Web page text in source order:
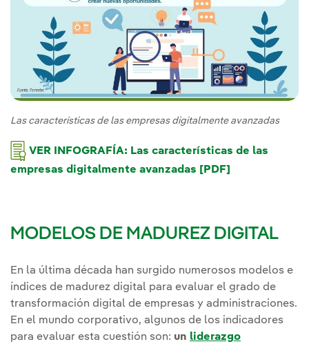
Las características de las empresas digitalmente avanzadas
VER INFOGRAFÍA: Las características de las
empresas digitalmente avanzadas [PDF]
MODELOS DE MADUREZ DIGITAL
En la última década han surgido numerosos modelos e
índices de madurez digital para evaluar el grado de
transformación digital de empresas y administraciones.
En el mundo corporativo, algunos de los indicadores
para evaluar esta cuestión son: un liderazgo